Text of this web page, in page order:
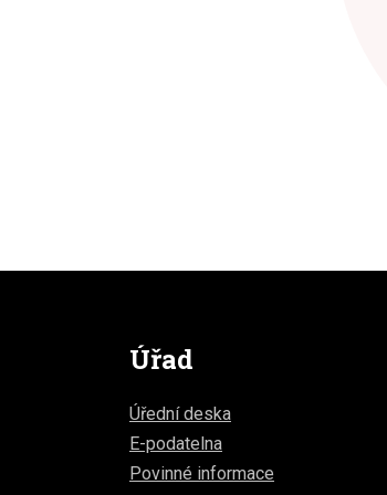
Úřad
Úřední deska
E-podatelna
Povinné informace